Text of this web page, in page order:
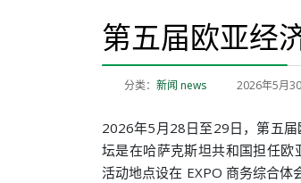
第五届欧亚经
分类： 新闻 news 2026年5月
2026年5月28日至29日，第五
坛是在哈萨克斯坦共和国担任欧
活动地点设在 EXPO 商务综合